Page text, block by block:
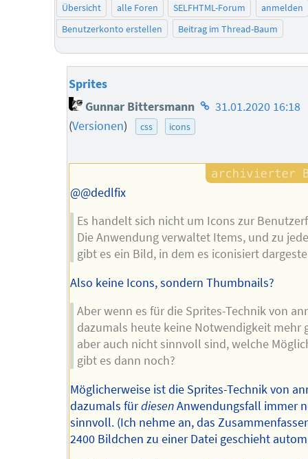
Übersicht alle Foren SELFHTML-Forum
anmelden
Benutzerkonto erstellen
Beitrag im Thread-Baum
Sprites
Gunnar Bittersmann Homepage
31.01.2020 16:18
(Versionen) css icons
@@dedlfix
Es handelt sich nicht um Icons zur
Die Anwendung verwaltet Items, und zu
gibt es ein Bild, in dem es iconisiert
Also keine Icons, sondern Thumbnails?
Aber wenn es für die Sprites-Technik von
dazumals heute keine Notwendigkeit mehr
aber auch nicht sinnvoll sind, welche
gibt es dann noch?
Möglicherweise ist die Sprites-Technik von
dazumals fürdiesenAnwendungsfall immer
sinnvoll. (Ich nehme an, das
2400 Bildchen zu einer Datei geschieht